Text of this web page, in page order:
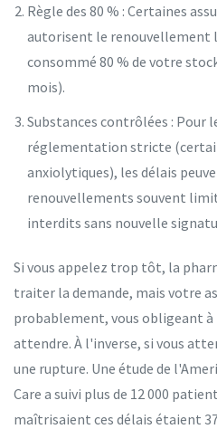
Règle des 80 % : Certaines
autorisent le renouvellement
consommé 80 % de votre
mois).
Substances contrôlées : Pour
réglementation stricte
anxiolytiques), les délais
renouvellements souvent
interdits sans nouvelle
Si vous appelez trop tôt, la
traiter la demande, mais votre
probablement, vous obligeant
attendre. À l'inverse, si vous
une rupture. Une étude de
Care a suivi plus de 12 000
maîtrisaient ces délais étaient